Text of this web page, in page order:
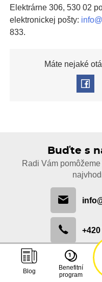
Elektrárne 306, 530 02
elektronickej pošty:
833.
Máte nejaké
Buďte s
Radi Vám
Blog
Benefitní
program